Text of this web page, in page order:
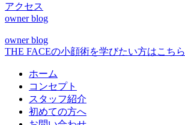
アクセス
owner blog
owner blog
THE FACEの小顔術を学びたい方はこちら
ホーム
コンセプト
スタッフ紹介
初めての方へ